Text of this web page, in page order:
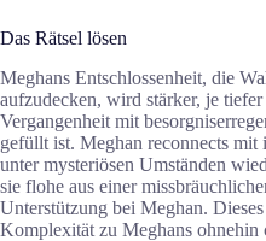
Das Rätsel lösen
Meghans Entschlossenheit, die
aufzudecken, wird stärker, je
Vergangenheit mit
gefüllt ist. Meghan reconnects
unter mysteriösen Umständen
sie flohe aus einer
Unterstützung bei Meghan.
Komplexität zu Meghans ohnehin